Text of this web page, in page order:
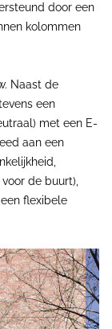
door een
kolommen
Naast de
een
met een E-
aan een
de buurt),
flexibele